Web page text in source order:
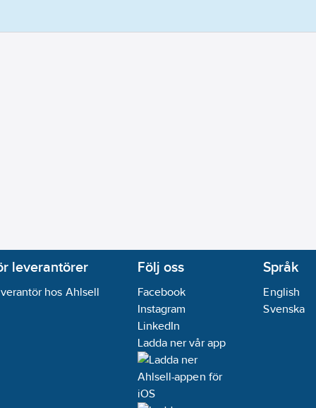
leverantörer
hos Ahlsell
Följ oss
Facebook
Instagram
LinkedIn
Ladda ner vår app
Språk
English
Svenska